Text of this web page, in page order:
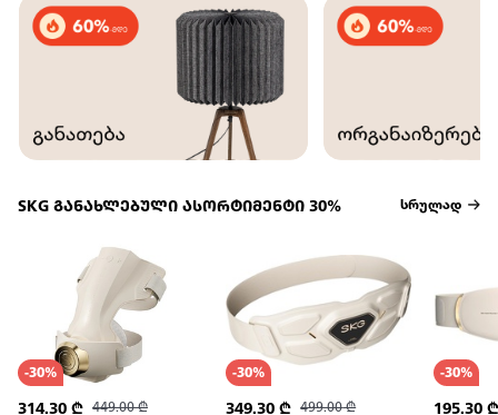
SKG განახლებული ასორტიმენტი 30% სრულად
-30%
314.30 ₾ 449.00₾
-30%
349.30 ₾ 499.00₾
-30%
195.30